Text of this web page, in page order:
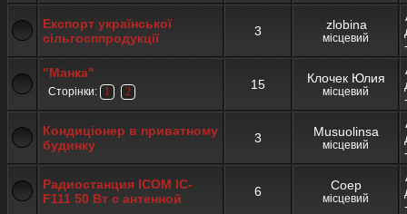
Експорт української
сільгосппродукції
3 zlobina
місцевий
"Манка"
Сторінки: 1 2
15 Клочек Юлия
місцевий
Кондиціонер в приватному
будинку
3 Musuolinsa
місцевий
Радиостанция ICOM IC-
F111 50 Вт с антенной
6 Соер
місцевий